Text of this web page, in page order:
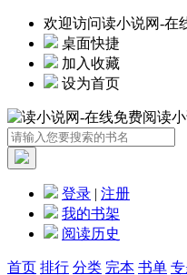
欢迎访问读小说网-在
桌面快捷
加入收藏
设为首页
登录 | 注册
我的书架
阅读历史
首页 排行 分类 完本 书单